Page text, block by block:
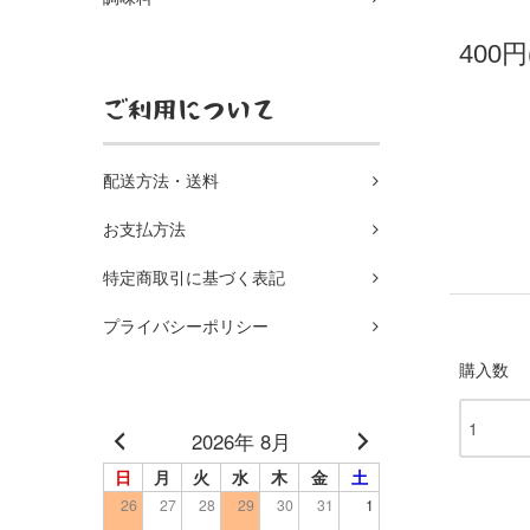
ご利用について
配送方法・送料
お支払方法
特定商取引に基づく表記
プライバシーポリシー
営業日カレンダー
400
購入数